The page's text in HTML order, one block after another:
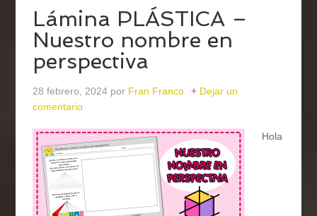
Lámina PLÁSTICA –
Nuestro nombre en
perspectiva
28 febrero, 2024 por Fran Franco
Dejar un
comentario
Hola